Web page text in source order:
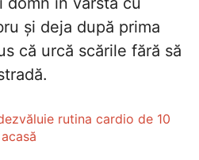
și deja după prima
că urcă scările fără să
rutina cardio de 10